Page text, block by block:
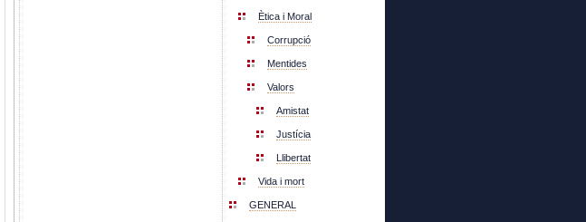
Ètica i Moral
Corrupció
Mentides
Valors
Amistat
Justícia
Llibertat
Vida i mort
GENERAL